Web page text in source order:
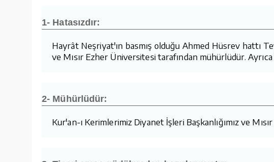
1- Hatasızdır:
Hayrât Neşriyat'ın basmış olduğu Ahmed Hüsrev hattı
ve Mısır Ezher Üniversitesi tarafından mühürlüdür.
2- Mühürlüdür:
Kur'an-ı Kerimlerimiz Diyanet İşleri Başkanlığımız ve